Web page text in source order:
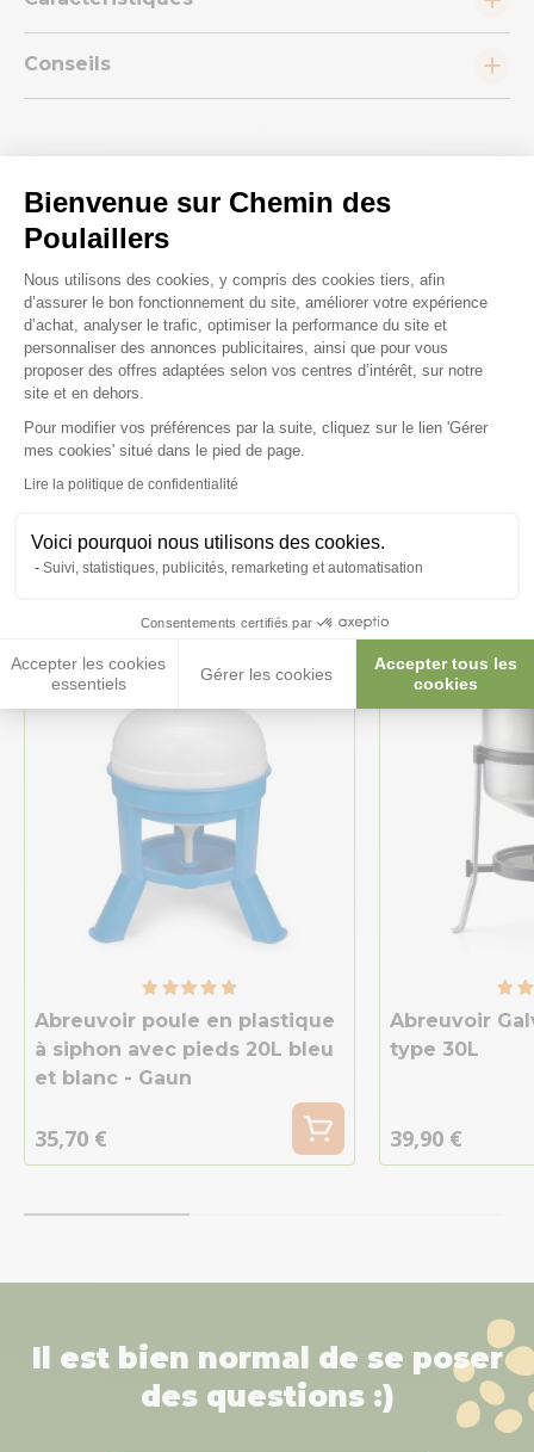
Bienvenue sur Chemin des
Poulaillers
Plateforme de Gestion du
Nous utilisons des cookies, y compris des cookies tiers, afin
d’assurer le bon fonctionnement du site, améliorer votre expérience
d’achat, analyser le trafic, optimiser la performance du site et
personnaliser des annonces publicitaires, ainsi que pour vous
proposer des offres adaptées selon vos centres d’intérêt, sur notre
site et en dehors.
Pour modifier vos préférences par la suite, cliquez sur le lien 'Gérer
mes cookies' situé dans le pied de page.
Lire la politique de confidentialité
Voici pourquoi nous utilisons des cookies.
Suivi, statistiques, publicités, remarketing et automatisation
Consentements certifiés par
Accepter les cookies
essentiels
Gérer les cookies
Accepter tous les
cookies
Axeptio consent
Conseils
Nous répondons à toutes vos
questions ;)
Posez-nous vos questions
Ces produits peuvent vous
intéresser
Abreuvoir poule en plastique
à siphon avec pieds 20L bleu
et blanc - Gaun
35,70 €
★ Top Vente
Abreuvoir
type 30L
39,90 €
Il est bien normal de se poser
des questions :)